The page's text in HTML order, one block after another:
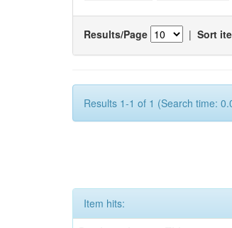
Results/Page | Sort
Results 1-1 of 1 (Search time:
Item hits: